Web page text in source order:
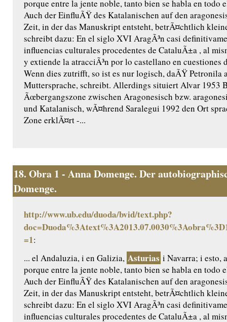
porque entre la jente noble, tanto bien se habla en todo
Auch der EinfluÃŸ des Katalanischen auf den
Zeit, in der das Manuskript entsteht, betrÃ¤chtlich
schreibt dazu: En el siglo XVI AragÃ³n casi
influencias culturales procedentes de CataluÃ±a , al
y extiende la atracciÃ³n por lo castellano en cuestiones
Wenn dies zutrifft, so ist es nur logisch, daÃŸ Petronila
Muttersprache, schreibt. Allerdings situiert Alvar 1953
Ãœbergangszone zwischen Aragonesisch bzw.
und Katalanisch, wÃ¤hrend Saralegui 1992 den Ort
Zone erklÃ¤rt -...
18. Obra 1 - Anna Domenge. Der
Domenge.
http://www.ub.edu/duoda/bvid/text.php?
=1:
... el Andaluzia, i en Galizia, Asturias i Navarra; i esto,
porque entre la jente noble, tanto bien se habla en todo
Auch der EinfluÃŸ des Katalanischen auf den
Zeit, in der das Manuskript entsteht, betrÃ¤chtlich
schreibt dazu: En el siglo XVI AragÃ³n casi
influencias culturales procedentes de CataluÃ±a , al